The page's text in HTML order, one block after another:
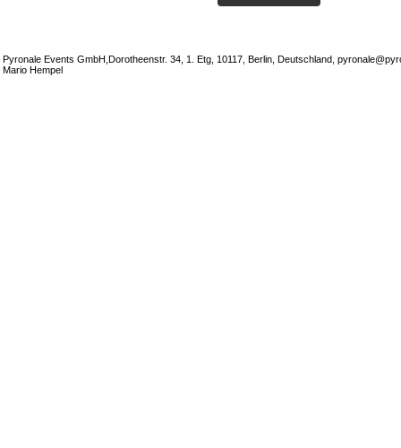
Pyronale Events GmbH,Dorotheenstr. 34, 1. Etg, 10117, Berlin, Deutschland,
Mario Hempel